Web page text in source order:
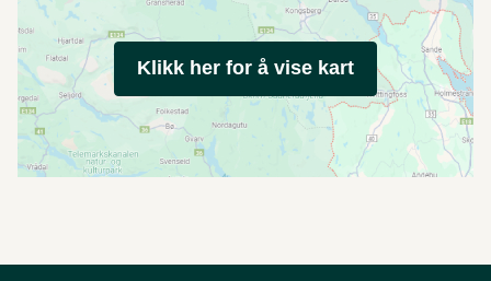
Klikk her for å vise kart